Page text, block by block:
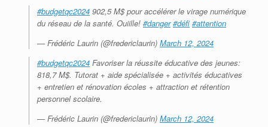
#budgetqc2024 902,5 M$ pour accélérer le virage numérique
du réseau de la santé. Ouiille! #danger #défi #attention
— Frédéric Laurin (@fredericlaurin) March 12, 2024
#budgetqc2024 Favoriser la réussite éducative des jeunes:
818,7 M$. Tutorat + aide spécialisée + activités éducatives
+ entretien et rénovation écoles + attraction et rétention
personnel scolaire.
— Frédéric Laurin (@fredericlaurin) March 12, 2024